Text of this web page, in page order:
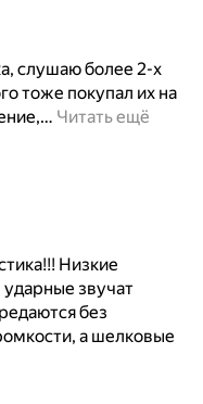
слушаю более 2-х
тоже покупал их на
… Читать ещё
Низкие
ударные звучат
без
а шелковые